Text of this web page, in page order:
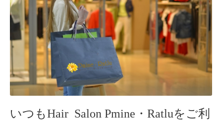
いつもHair Salon Pmine・Ratluをご利